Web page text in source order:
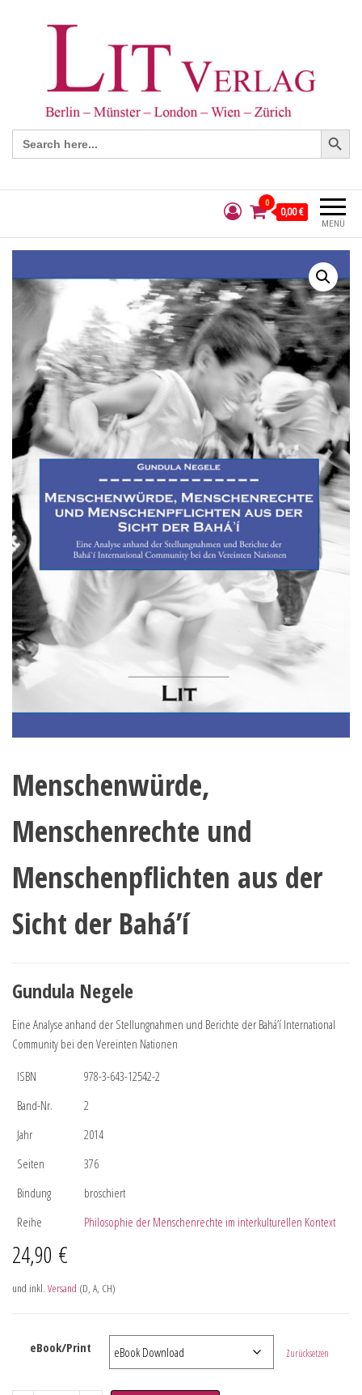
Search
for:
Search Button
MENÜ
0
0,00 €
Menschenwürde,
Menschenrechte und
Menschenpflichten aus der
Sicht der Bahá’í
Gundula Negele
Eine Analyse anhand der Stellungnahmen und Berichte der Bahá’í International
Community bei den Vereinten Nationen
ISBN
978-3-643-12542-2
Band-Nr.
2
Jahr
2014
Seiten
376
Bindung
broschiert
Reihe
Philosophie der Menschenrechte im interkulturellen Kontext
24,90 €
und inkl. Versand (D, A, CH)
eBook/Print Zurücksetzen